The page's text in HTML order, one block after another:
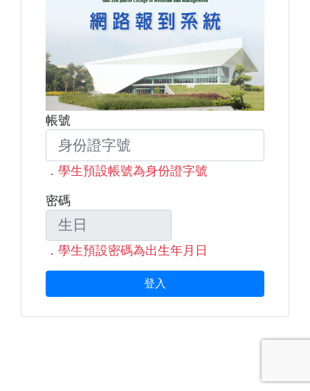
帳號
．學生預設帳號為身份證字號
密碼
．學生預設密碼為出生年月日